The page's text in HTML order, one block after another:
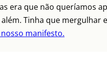
era que não queríamos
Tinha que mergulhar
manifesto.